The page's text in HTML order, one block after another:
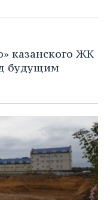
казанского ЖК
будущим